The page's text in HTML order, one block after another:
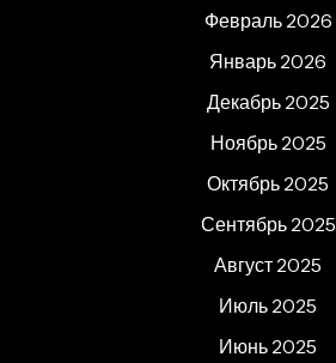
Февраль 2026
Январь 2026
Декабрь 2025
Ноябрь 2025
Октябрь 2025
Сентябрь 2025
Август 2025
Июль 2025
Июнь 2025